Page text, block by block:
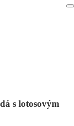
s lotosovým